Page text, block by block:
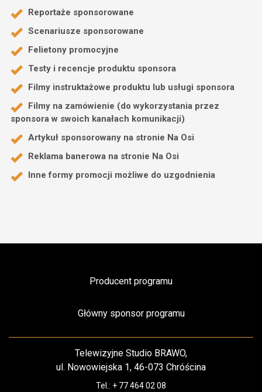
Reportaże sponsorowane
Scenariusze sponsorowane
Felietony promocyjne
Testy i recencje produktu sponsora
Filmy instruktażowe produktu lub usługi sponsora
Filmy na zamówienie (do wykorzystania przez
sponsora w swoich kanałach komunikacji)
Artykuł sponsorowany na stronie Na Osi
Reklama banerowa na stronie Na Osi
Inne formy promocji możliwe do uzgodnienia
Producent programu
Główny sponsor programu
Telewizyjne Studio BRAWO,
ul. Nowowiejska 1, 46-073 Chróścina
Tel.: + 77 464 02 08